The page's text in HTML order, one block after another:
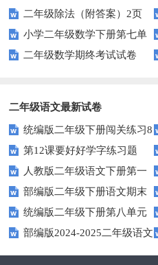
二年级除法（附答案）2页
小学二年级数学下册第七单
元测试题
二年级数学期终考试试卷
二年级语文最新试卷
统编版二年级下册闯关练习8
第12课要好好学字练习题
人教版二年级语文下册第一
单元测试卷
部编版二年级下册语文期末
试卷2统编版二年级下册第八单元
提升练习二
部编版2024-2025二年级语文
上学期期末测试卷